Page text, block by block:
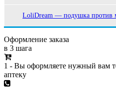
LoliDream — подушка против
Оформление заказа
в 3 шага
1 - Вы оформляете нужный вам
аптеку